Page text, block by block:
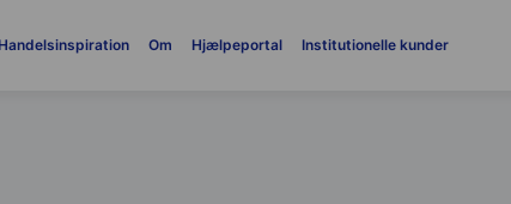
Handelsinspiration Om Hjælpeportal Institutionelle kunder